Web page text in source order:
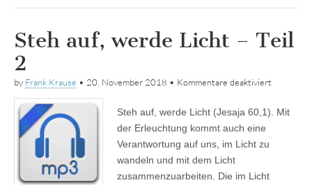
Steh auf, werde Licht – Teil
2
by Frank Krause • 20. November 2018 • Kommentare deaktiviert
werde
Steh auf, werde Licht (Jesaja 60,1). Mit
der Erleuchtung kommt auch eine
Verantwortung auf uns, im Licht zu
wandeln und mit dem Licht
zusammenzuarbeiten. Die im Licht